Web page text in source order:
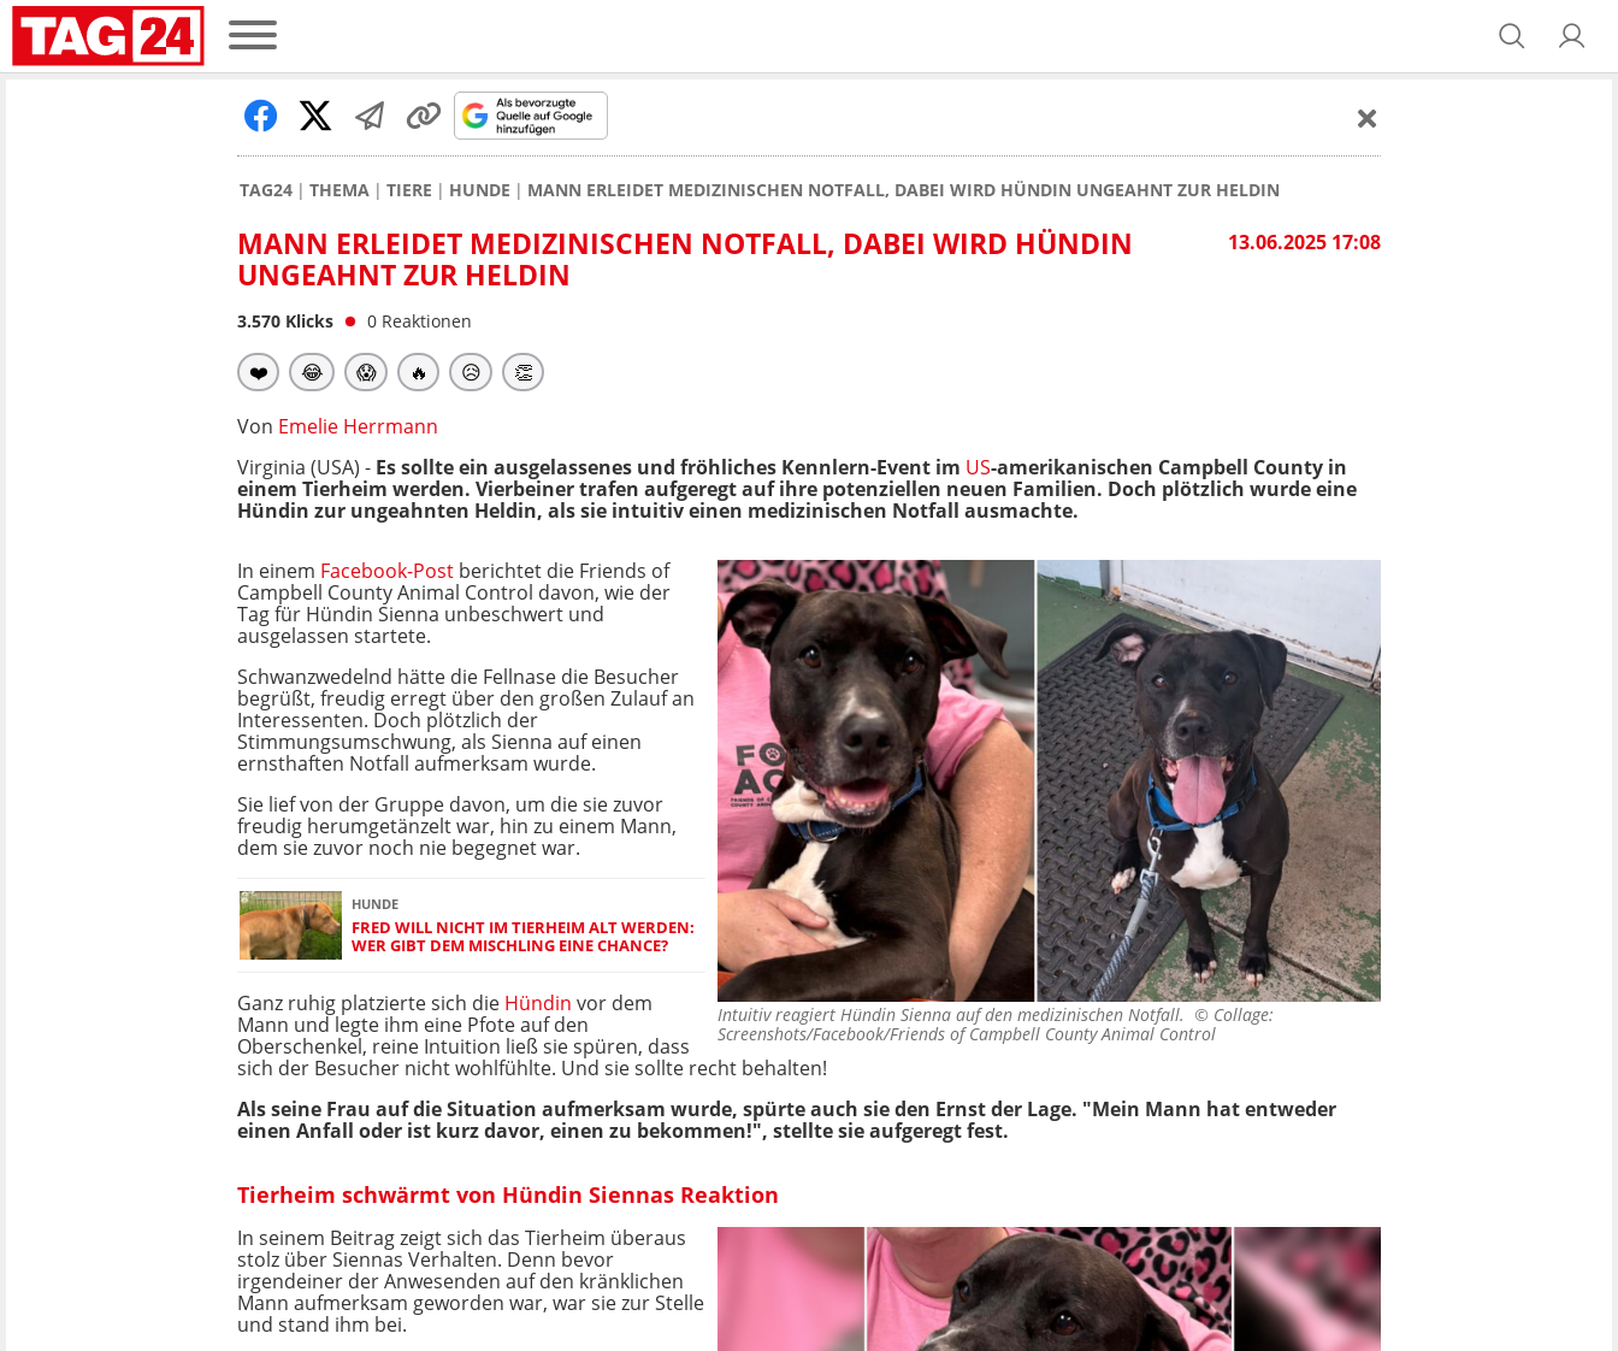
TAG24 THEMA TIERE HUNDE MANN ERLEIDET MEDIZINISCHEN NOTFALL, DABEI WIRD HÜNDIN UNGEAHNT ZUR HELDIN
13.06.2025 17:08
MANN ERLEIDET MEDIZINISCHEN NOTFALL, DABEI WIRD HÜNDIN
UNGEAHNT ZUR HELDIN
3.570 Klicks 0 Reaktionen
❤️ 😂 😱 🔥 😥 👏
Von Emelie Herrmann
Virginia (USA) - Es sollte ein ausgelassenes und fröhliches Kennlern-Event im US-amerikanischen Campbell County in
einem Tierheim werden. Vierbeiner trafen aufgeregt auf ihre potenziellen neuen Familien. Doch plötzlich wurde eine
Hündin zur ungeahnten Heldin, als sie intuitiv einen medizinischen Notfall ausmachte.
Intuitiv reagiert Hündin Sienna auf den medizinischen Notfall. © Collage:
Screenshots/Facebook/Friends of Campbell County Animal Control
In einem Facebook-Post berichtet die Friends of
Campbell County Animal Control davon, wie der
Tag für Hündin Sienna unbeschwert und
ausgelassen startete.
Schwanzwedelnd hätte die Fellnase die Besucher
begrüßt, freudig erregt über den großen Zulauf an
Interessenten. Doch plötzlich der
Stimmungsumschwung, als Sienna auf einen
ernsthaften Notfall aufmerksam wurde.
Sie lief von der Gruppe davon, um die sie zuvor
freudig herumgetänzelt war, hin zu einem Mann,
dem sie zuvor noch nie begegnet war.
HUNDE
FRED WILL NICHT IM TIERHEIM ALT WERDEN:
WER GIBT DEM MISCHLING EINE CHANCE?
Ganz ruhig platzierte sich die Hündin vor dem
Mann und legte ihm eine Pfote auf den
Oberschenkel, reine Intuition ließ sie spüren, dass
sich der Besucher nicht wohlfühlte. Und sie sollte recht behalten!
Als seine Frau auf die Situation aufmerksam wurde, spürte auch sie den Ernst der Lage. "Mein Mann hat entweder
einen Anfall oder ist kurz davor, einen zu bekommen!", stellte sie aufgeregt fest.
Tierheim schwärmt von Hündin Siennas Reaktion
In seinem Beitrag zeigt sich das Tierheim überaus
stolz über Siennas Verhalten. Denn bevor
irgendeiner der Anwesenden auf den kränklichen
Mann aufmerksam geworden war, war sie zur Stelle
und stand ihm bei.